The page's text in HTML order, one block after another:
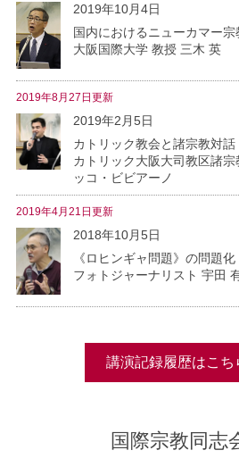
2019年10月4日
国内におけるニューカマー
大阪国際大学 教授 三木 英
2019年8月27日更新
2019年2月5日
カトリック教会と諸宗教対話
カトリック大阪大司教区諸
ッコ・ビビアーノ
2019年4月21日更新
2018年10月5日
《ロヒンギャ問題》の問題化
フォトジャーナリスト 宇田
講演記録履歴はこち
国際宗教同志